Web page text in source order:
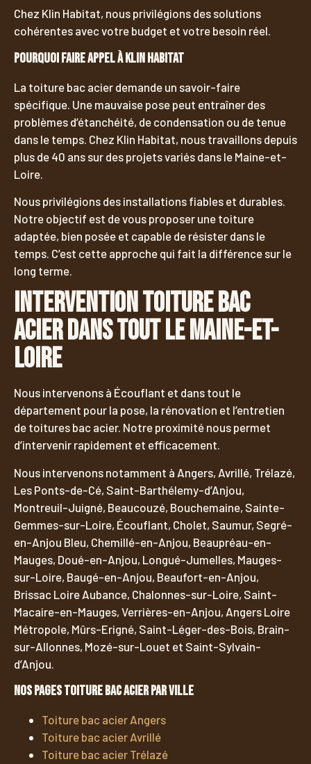
Chez Klin Habitat, nous privilégions des solutions
cohérentes avec votre budget et votre besoin réel.
Pourquoi faire appel à Klin Habitat
La toiture bac acier demande un savoir-faire
spécifique. Une mauvaise pose peut entraîner des
problèmes d’étanchéité, de condensation ou de tenue
dans le temps. Chez Klin Habitat, nous travaillons depuis
plus de 40 ans sur des projets variés dans le Maine-et-
Loire.
Nous privilégions des installations fiables et durables.
Notre objectif est de vous proposer une toiture
adaptée, bien posée et capable de résister dans le
temps. C’est cette approche qui fait la différence sur le
long terme.
Intervention toiture bac
acier dans tout le Maine-et-
Loire
Nous intervenons à Écouflant et dans tout le
département pour la pose, la rénovation et l’entretien
de toitures bac acier. Notre proximité nous permet
d’intervenir rapidement et efficacement.
Nous intervenons notamment à Angers, Avrillé, Trélazé,
Les Ponts-de-Cé, Saint-Barthélemy-d’Anjou,
Montreuil-Juigné, Beaucouzé, Bouchemaine, Sainte-
Gemmes-sur-Loire, Écouflant, Cholet, Saumur, Segré-
en-Anjou Bleu, Chemillé-en-Anjou, Beaupréau-en-
Mauges, Doué-en-Anjou, Longué-Jumelles, Mauges-
sur-Loire, Baugé-en-Anjou, Beaufort-en-Anjou,
Brissac Loire Aubance, Chalonnes-sur-Loire, Saint-
Macaire-en-Mauges, Verrières-en-Anjou, Angers Loire
Métropole, Mûrs-Erigné, Saint-Léger-des-Bois, Brain-
sur-Allonnes, Mozé-sur-Louet et Saint-Sylvain-
d’Anjou.
Nos pages toiture bac acier par ville
Toiture bac acier Angers
Toiture bac acier Avrillé
Toiture bac acier Trélazé